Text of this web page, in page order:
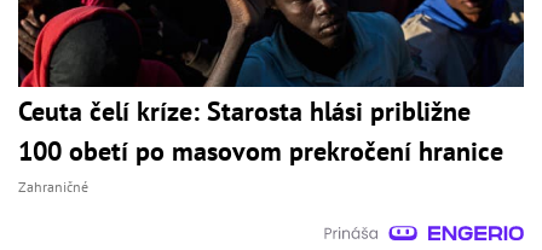
Ceuta čelí kríze: Starosta hlási približne
100 obetí po masovom prekročení hranice
Zahraničné